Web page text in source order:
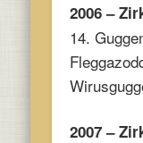
2006 –
14.
2007 –